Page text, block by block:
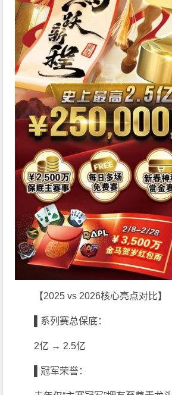
【2025 vs 2026核心亮点对比】
▌系列赛总保底：
2亿 → 2.5亿
▌冠军荣誉：